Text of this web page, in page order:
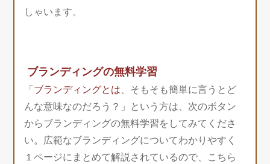
しゃいます。
ブランディングの無料学習
「ブランディングとは、そもそも簡単に言うとど
んな意味なのだろう？」という方は、次のボタン
からブランディングの無料学習をしてみてくださ
い。広範なブランディングについてわかりやすく
１ページにまとめて解説されているので、こちら